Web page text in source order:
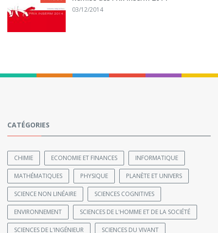
03/12/2014
CATÉGORIES
CHIMIE ECONOMIE ET FINANCES INFORMATIQUE
MATHÉMATIQUES PHYSIQUE PLANÈTE ET UNIVERS
SCIENCE NON LINÉAIRE SCIENCES COGNITIVES
ENVIRONNEMENT SCIENCES DE L'HOMME ET DE LA SOCIÉTÉ
SCIENCES DE L'INGÉNIEUR SCIENCES DU VIVANT